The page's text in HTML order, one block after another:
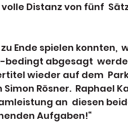
Distanz von fünf
Ende spielen konnten,
bedingt abgesagt
wieder auf dem
Rösner.  Raphael
an  diesen
Aufgaben!“